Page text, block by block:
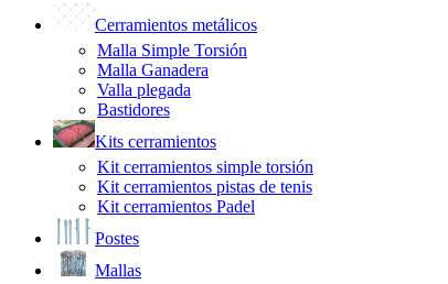
Cerramientos metálicos
Malla Simple Torsión
Malla Ganadera
Valla plegada
Bastidores
Kits cerramientos
Kit cerramientos simple torsión
Kit cerramientos pistas de tenis
Kit cerramientos Padel
Postes
Mallas